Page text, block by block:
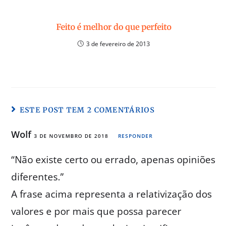
Feito é melhor do que perfeito
3 de fevereiro de 2013
ESTE POST TEM 2 COMENTÁRIOS
Wolf 3 DE NOVEMBRO DE 2018 RESPONDER
“Não existe certo ou errado, apenas opiniões
diferentes.”
A frase acima representa a relativização dos
valores e por mais que possa parecer